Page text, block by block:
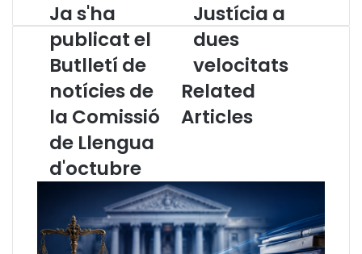
a
s
'
a
p
u
b
i
t
Ja s'ha
publicat el
Butlletí de
notícies de
la Comissió
de Llengua
d'octubre
u
s
t
c
a
u
e
s
v
e
Justícia a
dues
velocitats
Related
Articles